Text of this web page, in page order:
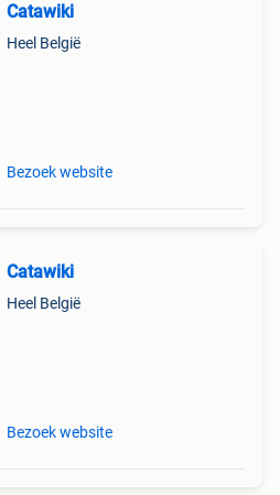
Catawiki
Heel België
Bezoek website
Catawiki
Heel België
Bezoek website